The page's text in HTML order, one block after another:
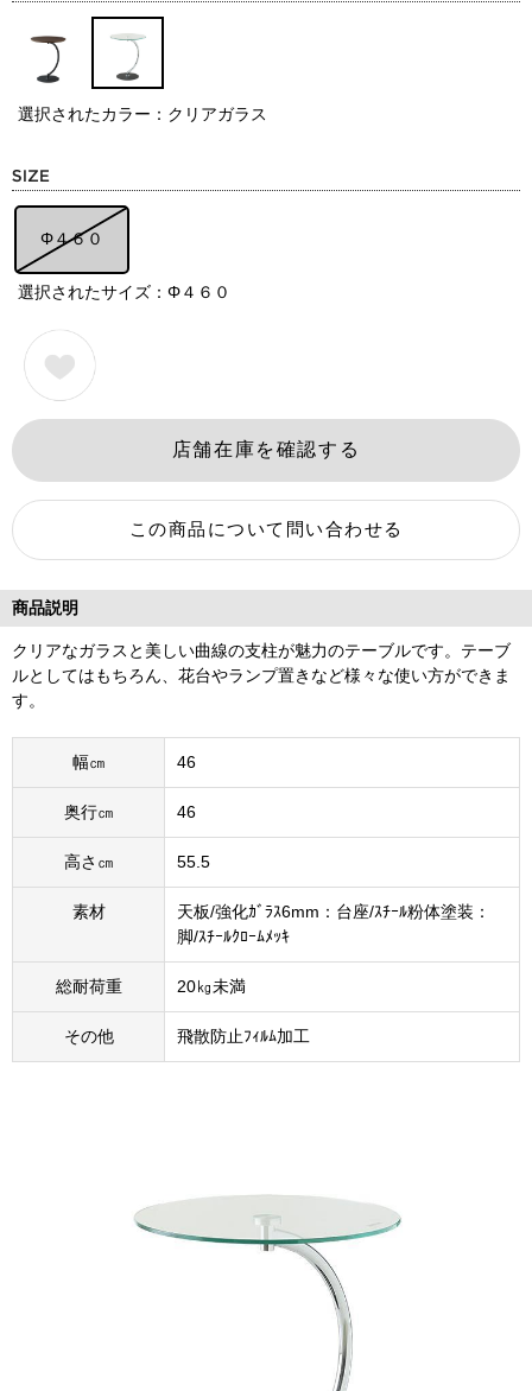
選択されたカラー：クリアガラス
Φ４６０
選択されたサイズ：Φ４６０
商品説明
クリアなガラスと美しい曲線の支柱が魅力のテーブルです。テーブ
ルとしてはもちろん、花台やランプ置きなど様々な使い方ができま
す。
幅㎝ 46
奥行㎝ 46
高さ㎝ 55.5
素材
天板/強化ｶﾞﾗｽ6mm：台座/ｽﾁｰﾙ粉体塗装：
脚/ｽﾁｰﾙｸﾛｰﾑﾒｯｷ
総耐荷重 20㎏未満
その他 飛散防止ﾌｨﾙﾑ加工